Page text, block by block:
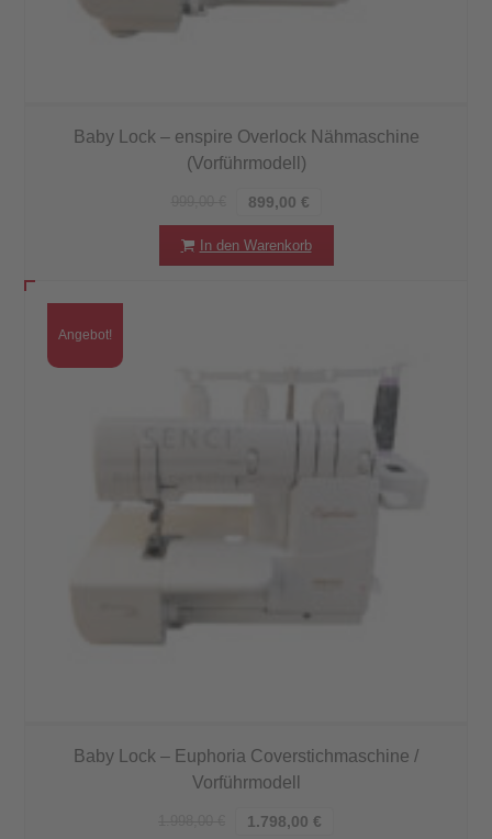
Baby Lock – enspire Overlock Nähmaschine
(Vorführmodell)
899,00 €
In den Warenkorb
Angebot!
Baby Lock – Euphoria Coverstichmaschine /
Vorführmodell
1.798,00 €